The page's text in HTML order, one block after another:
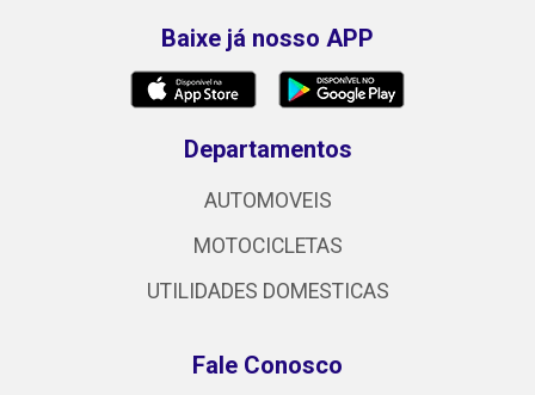
Baixe já nosso APP
Departamentos
AUTOMOVEIS
MOTOCICLETAS
UTILIDADES DOMESTICAS
Fale Conosco